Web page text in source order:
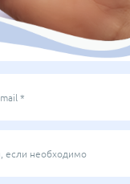
*
если необходимо